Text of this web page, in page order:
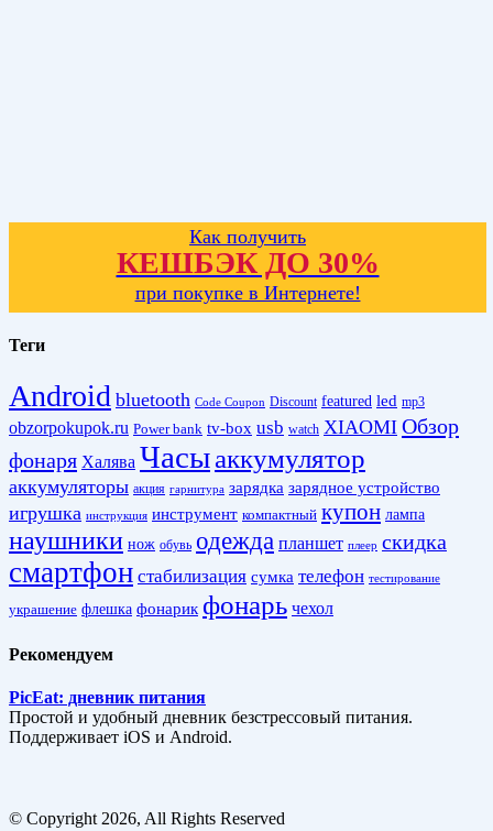
Как получить
КЕШБЭК ДО 30%
при покупке в Интернете!
Теги
Android bluetooth Code Coupon Discount featured led mp3
obzorpokupok.ru Power bank tv-box usb watch XIAOMI Обзор
фонаря Халява Часыаккумулятор
аккумуляторы акция гарнитура зарядка зарядное устройство
игрушка инструкция инструмент компактный купон лампа
наушники нож обувь одежда планшет плеер скидка
смартфон стабилизация сумка телефон тестирование
украшение флешка фонарик фонарь чехол
Рекомендуем
PicEat: дневник питания
Простой и удобный дневник безстрессовый питания.
Поддерживает iOS и Android.
© Copyright 2026, All Rights Reserved